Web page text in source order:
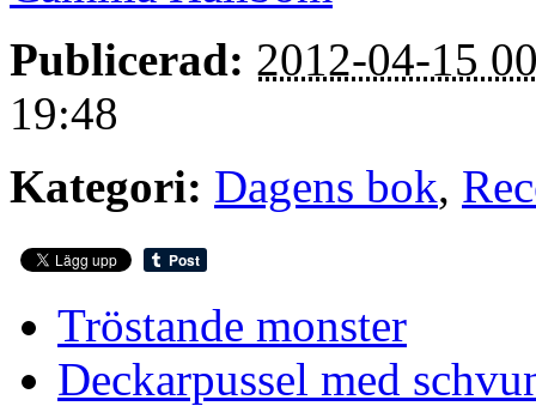
Publicerad: 2012-04-15
19:48
Kategori: Dagens bok,
Tröstande monster
Deckarpussel med